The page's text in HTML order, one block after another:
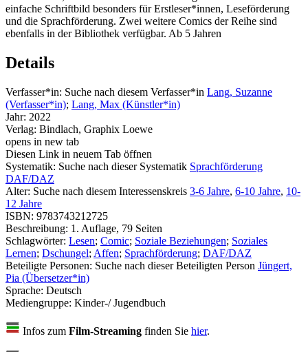
einfache Schriftbild besonders für Erstleser*innen, Leseförderung
und die Sprachförderung. Zwei weitere Comics der Reihe sind
ebenfalls in der Bibliothek verfügbar. Ab 5 Jahren
Details
Verfasser*in: Suche nach diesem Verfasser*in Lang, Suzanne
(Verfasser*in); Lang, Max (Künstler*in)
Jahr: 2022
Verlag: Bindlach, Graphix Loewe
opens in new tab
Diesen Link in neuem Tab öffnen
Systematik: Suche nach dieser Systematik Sprachförderung
DAF/DAZ
Alter: Suche nach diesem Interessenskreis 3-6 Jahre, 6-10 Jahre, 10-
12 Jahre
ISBN: 9783743212725
Beschreibung: 1. Auflage, 79 Seiten
Schlagwörter: Lesen; Comic; Soziale Beziehungen; Soziales
Lernen; Dschungel; Affen; Sprachförderung; DAF/DAZ
Beteiligte Personen: Suche nach dieser Beteiligten Person Jüngert,
Pia (Übersetzer*in)
Sprache: Deutsch
Mediengruppe: Kinder-/ Jugendbuch
Infos zum Film-Streaming finden Sie hier.